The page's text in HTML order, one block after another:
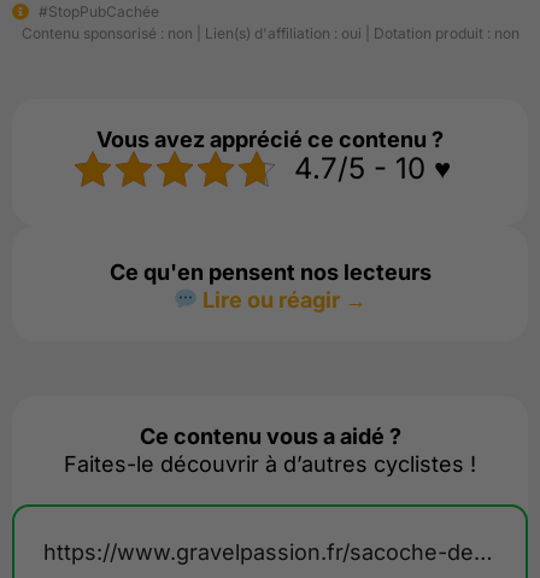
#StopPubCachée
Contenu sponsorisé : non | Lien(s) d'affiliation : oui | Dotation produit : non
Vous avez apprécié ce contenu ?
4.7/5 - 10 ♥️
Ce qu'en pensent nos lecteurs
Lire ou réagir →
Ce contenu vous a aidé ?
Faites-le découvrir à d’autres cyclistes !
https://www.gravelpassion.fr/sacoche-de-guidon-brooks-scape/